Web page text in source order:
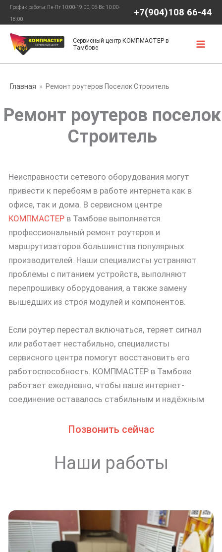
Перейти
содержимому
График работы: Пн-Пт 10:00-19:00, Сб-Вс 10:00-
18:00
+7(904)108 66-44
Сервисный центр КОМПМАСТЕР в
Тамбове
Главная Ремонт роутеров Поселок Строитель
Ремонт роутеров поселок
Строитель
Неисправности сетевого оборудования могут
привести к перебоям в работе интернета как в
офисе, так и дома. В сервисном центре
КОМПМАСТЕР в Тамбове выполняется
профессиональный ремонт роутеров и
маршрутизаторов большинства популярных
производителей. Наши специалисты устраняют
проблемы с питанием устройств, выполняют
перепрошивку оборудования, а также замену
вышедших из строя модулей и компонентов.
Если роутер перестал включаться, теряет сигнал
или работает нестабильно, специалисты
сервисного центра помогут восстановить его
работоспособность. КОМПМАСТЕР в Тамбове
работает ежедневно, чтобы ваше интернет-
соединение оставалось стабильным и надёжным
Позвонить сейчас
Наши работы